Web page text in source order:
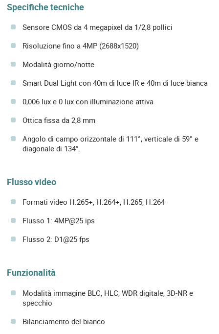
Specifiche tecniche
Sensore CMOS da 4 megapixel da 1/2,8 pollici
Risoluzione fino a 4MP (2688x1520)
Modalità giorno/notte
Smart Dual Light con 40m di luce IR e 40m di luce bianca
0,006 lux e 0 lux con illuminazione attiva
Ottica fissa da 2,8 mm
Angolo di campo orizzontale di 111°, verticale di 59° e
diagonale di 134°.
Flusso video
Formati video H.265+, H.264+, H.265, H.264
Flusso 1: 4MP@25 ips
Flusso 2: D1@25 fps
Funzionalità
Modalità immagine BLC, HLC, WDR digitale, 3D-NR e
specchio
Bilanciamento del bianco